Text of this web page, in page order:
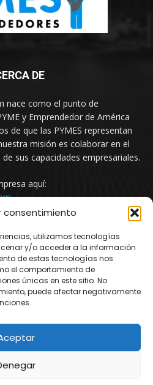
consentimiento
utilizamos tecnologías
y/o acceder a la información
de estas tecnologías nos
el comportamiento de
únicas en este sitio. No
puede afectar negativamente
DE
nace como el punto de
y Emprendedor de América
de que las PYMES representan
misión es colaborar en el
sus capacidades empresariales.
aquí:
by TagDiv
Chile